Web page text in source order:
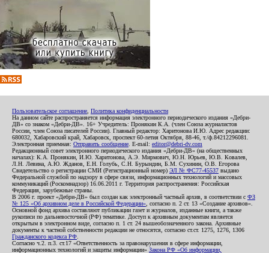
Пользовательское соглашение Политика конфиденциальности
На данном сайте распространяется информация электронного периодического издания «Дебри-
ДВ» со знаком «Дебри-ДВ». 16+ Учредитель: Пронякин К.А. (член Союза журналистов
России, член Союза писателей России). Главный редактор: Харитонова И.Ю. Адрес редакции:
680032, Хабаровский край, Хабаровск, проспект 60-летия Октября, 88-46, т./ф.84212296081.
Электронная приемная: Отправить сообщение . E-mail: editor@debri-dv.com
Редакционный совет электронного периодического издания «Дебри-ДВ» (на общественных
началах): К.А. Пронякин, И.Ю. Харитонова, А.Э. Мирмович, Ю.Н. Юрьев, Ю.В. Ковалев,
Л.Н. Левина, А.Ю. Жданов, Е.Н. Голубь, С.Н. Бурындин, Б.М. Сухинин, О.В. Егорова
Свидетельство о регистрации СМИ (Регистрационный номер) ЭЛ № ФС77-45537 выдано
Федеральной службой по надзору в сфере связи, информационных технологий и массовых
коммуникаций (Роскомнадзор) 16.06.2011 г. Территория распространения: Российская
Федерация, зарубежные страны.
В 2006 г. проект «Дебри-ДВ» был создан как электронный частный архив, в соответствии с ФЗ
№ 125 «Об архивном деле в Российской Федерации» , согласно п. 2 ст. 13 «Создание архивов».
Основной фонд архива составляют публикации газет и журналов, изданные книги, а также
рукописи по дальневосточной (РФ) тематике. Доступ к архивным документам является
открытым в электронном виде, согласно п. 1 ст. 24 вышеобозначенного закона. Архивные
документы к частной собственности редакции не относятся, согласно ст.ст. 1275, 1276, 1306
Гражданского кодекса РФ
Согласно ч.2. п.3. ст.17 «Ответственность за правонарушения в сфере информации,
информационных технологий и защиты информации» Закона РФ «Об информации,